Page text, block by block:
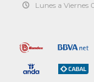
Lunes a Viernes